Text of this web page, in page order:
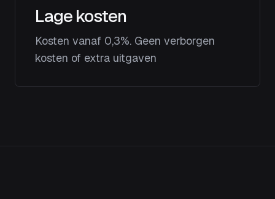
Lage kosten
Kosten vanaf 0,3%. Geen verborgen
kosten of extra uitgaven